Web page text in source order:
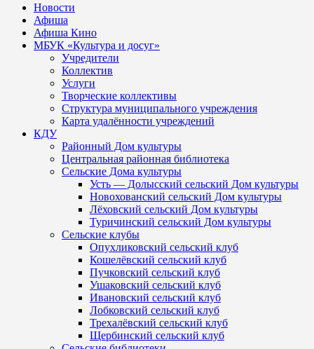
Новости
Афиша
Афиша Кино
МБУК «Культура и досуг»
Учредители
Коллектив
Услуги
Творческие коллективы
Структура муниципального учреждения
Карта удалённости учреждений
КДУ
Районный Дом культуры
Центральная районная библиотека
Сельские Дома культуры
Усть — Долысский сельский Дом культуры
Новохованский сельский Дом культуры
Лёховский сельский Дом культуры
Туричинский сельский Дом культуры
Сельские клубы
Опухликовский сельский клуб
Кошелёвский сельский клуб
Пучковский сельский клуб
Ушаковский сельский клуб
Ивановский сельский клуб
Лобковский сельский клуб
Трехалёвский сельский клуб
Щербинский сельский клуб